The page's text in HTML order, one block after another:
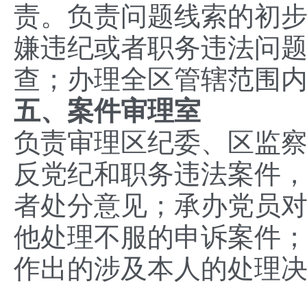
责。负责问题线索的初
嫌违纪或者职务违法问
查；办理全区管辖范围
五、 案件审理室
负责审理区纪委、区监
反党纪和职务违法案件
者处分意见；承办党员
他处理不服的申诉案件
作出的涉及本人的处理